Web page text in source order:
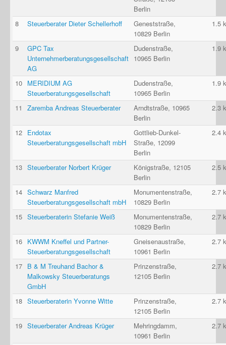
Berlin
8
Steuerberater Dieter Schellerhoff
Geneststraße,
10829 Berlin
1.5
9
GPC Tax
Unternehmerberatungsgesellschaft
AG
Dudenstraße,
10965 Berlin
1.9
10 MERIDIUM AG
Steuerberatungsgesellschaft
Dudenstraße,
10965 Berlin
1.9
11 Zaremba Andreas Steuerberater
Arndtstraße, 10965
Berlin
2.3
12 Endotax
Steuerberatungsgesellschaft mbH
Gottlieb-Dunkel-
Straße, 12099
Berlin
2.4
13 Steuerberater Norbert Krüger
Königstraße, 12105
Berlin
2.5
14 Schwarz Manfred
Steuerberatungsgesellschaft mbH
Monumentenstraße,
10829 Berlin
2.7
15 Steuerberaterin Stefanie Weiß
Monumentenstraße,
10829 Berlin
2.7
16 KWWM Kneffel und Partner-
Steuerberatungsgesellschaft
Gneisenaustraße,
10961 Berlin
2.7
17 B & M Treuhand Bachor &
Malkowsky Steuerberatungs
GmbH
Prinzenstraße,
12105 Berlin
2.7
18 Steuerberaterin Yvonne Witte
Prinzenstraße,
12105 Berlin
2.7
19 Steuerberater Andreas Krüger
Mehringdamm,
10961 Berlin
2.7